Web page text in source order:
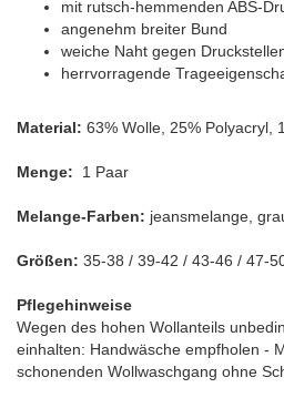
mit rutsch-hemmenden ABS-
angenehm breiter Bund
weiche Naht gegen
herrvorragende
Material: 63% Wolle, 25% Polyacryl,
Menge: 1 Paar
Melange-Farben: jeansmelange,
Größen: 35-38 / 39-42 / 43-46 / 47-
Pflegehinweise
Wegen des hohen Wollanteils
einhalten: Handwäsche empfholen -
schonenden Wollwaschgang ohne